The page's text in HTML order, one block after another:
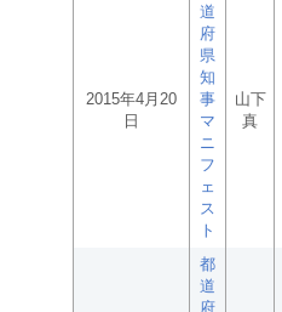
2015年4月20
日
道
府
県
知
事
マ
ニ
フ
ェ
ス
ト
山下
真
都
道
府